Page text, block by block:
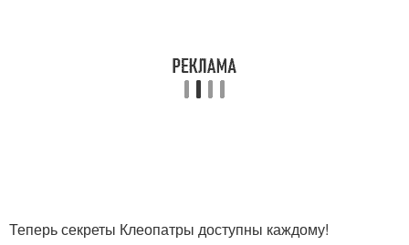
Теперь секреты Клеопатры доступны каждому!